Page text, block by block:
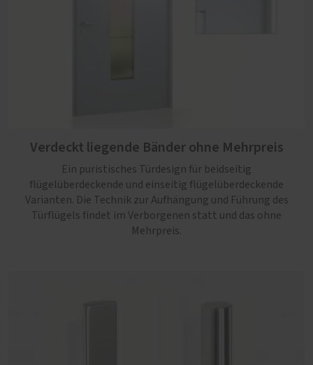
Verdeckt liegende Bänder ohne Mehrpreis
Ein puristisches Türdesign für beidseitig
flügelüberdeckende und einseitig flügelüberdeckende
Varianten. Die Technik zur Aufhängung und Führung des
Türflügels findet im Verborgenen statt und das ohne
Mehrpreis.